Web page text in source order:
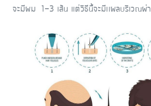
จะมีผม 1-3 เส้น แต่วิธีนี้จะมีเเผลบริเวณผ่